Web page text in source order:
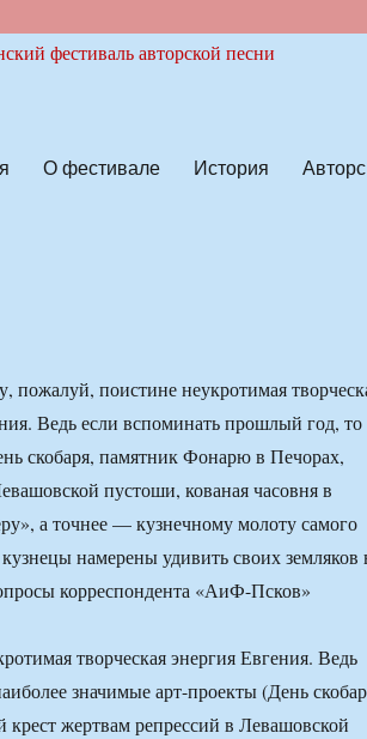
О фестивале История
пожалуй, поистине неукротимая
Ведь если вспоминать прошлый год, то
скобаря, памятник Фонарю в Печорах,
пустоши, кованая часовня в
а точнее — кузнечному молоту самого
намерены удивить своих земляков
корреспондента «АиФ-Псков»
творческая энергия Евгения. Ведь
значимые арт-проекты (День
жертвам репрессий в Левашовской